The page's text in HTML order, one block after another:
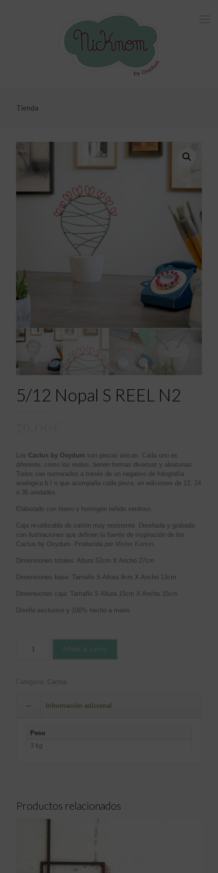
Tienda
5/12 Nopal S REEL N2
Los Cactus by Oxydum son piezas únicas. Cada uno es
diferente, como los reales, tienen formas diversas y aleatorias.
Todos van numerados a través de un negativo de fotografía
analógica b / n que acompaña cada pieza, en ediciones de 12, 24
o 36 unidades.
Elaborado con hierro y hormigón teñido verdoso.
Caja re-utilizable de cartón muy resistente. Diseñada y grabada
con ilustraciones que definen la fuente de inspiración de los
Cactus by Oxydum. Producida por Mister Karton
Dimensiones totales: Altura 52cm X Ancho 27cm
Dimensiones base: Tamaño S Altura 9cm X Ancho 13cm
Dimensiones caja: Tamaño S Altura 15cm X Ancho 15cm
Diseño exclusivo y 100% hecho a mano.
Añadir al carrito
Categoría: Cactus
Información adicional
Peso
3 kg
Productos relacionados